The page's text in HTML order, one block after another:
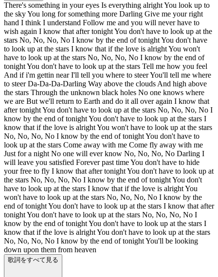
There's something in your eyes Is everything alright You look up to
the sky You long for something more Darling Give me your right
hand I think I understand Follow me and you will never have to
wish again I know that after tonight You don't have to look up at the
stars No, No, No, No I know by the end of tonight You don't have
to look up at the stars I know that if the love is alright You won't
have to look up at the stars No, No, No, No I know by the end of
tonight You don't have to look up at the stars Tell me how you feel
And if i'm gettin near I'll tell you where to steer You'll tell me where
to steer Da-Da-Da-Darling Way above the clouds And high above
the stars Through the unknown black holes No one knows where
we are But we'll return to Earth and do it all over again I know that
after tonight You don't have to look up at the stars No, No, No, No I
know by the end of tonight You don't have to look up at the stars I
know that if the love is alright You won't have to look up at the stars
No, No, No, No I know by the end of tonight You don't have to
look up at the stars Come away with me Come fly away with me
Just for a night No one will ever know No, No, No, No Darling I
will leave you satisfied Forever past time You don't have to hide
your free to fly I know that after tonight You don't have to look up at
the stars No, No, No, No I know by the end of tonight You don't
have to look up at the stars I know that if the love is alright You
won't have to look up at the stars No, No, No, No I know by the
end of tonight You don't have to look up at the stars I know that after
tonight You don't have to look up at the stars No, No, No, No I
know by the end of tonight You don't have to look up at the stars I
know that if the love is alright You don't have to look up at the stars
No, No, No, No I know by the end of tonight You'll be looking
down upon them from heaven
歌詞をすべて見る